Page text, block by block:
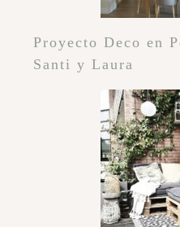
Proyecto Deco en
Santi y Laura